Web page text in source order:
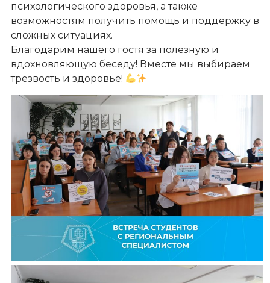
психологического здоровья, а также
возможностям получить помощь и поддержку в
сложных ситуациях.
Благодарим нашего гостя за полезную и
вдохновляющую беседу! Вместе мы выбираем
трезвость и здоровье!